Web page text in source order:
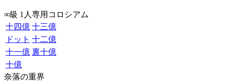
∞級 1人専用コロシアム
十四億 十三億
ドット 十二億
十一億 裏十億
十億
奈落の重界